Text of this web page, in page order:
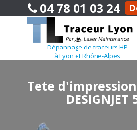
04 78 01 03 24
Dépannage de traceurs HP
à Lyon et Rhône-Alpes
Tete d'impression
DESIGNJET